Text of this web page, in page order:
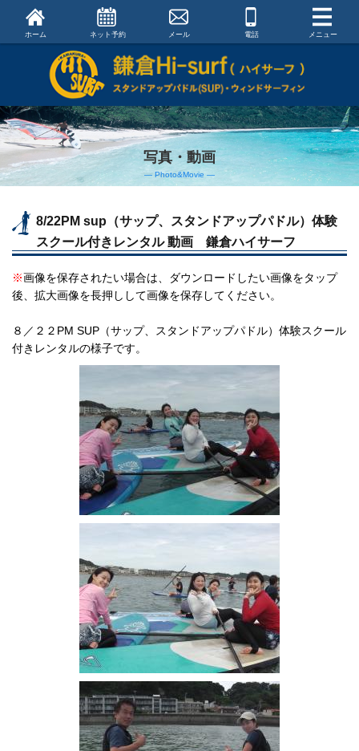
ホーム ネット予約 メール 電話 メニュー
写真・動画
― Photo&Movie ―
8/22PM sup（サップ、スタンドアップパドル）体験
スクール付きレンタル 動画 鎌倉ハイサーフ
※画像を保存されたい場合は、ダウンロードしたい画像をタップ
後、拡大画像を長押しして画像を保存してください。
８／２２PM SUP（サップ、スタンドアップパドル）体験スクール
付きレンタルの様子です。